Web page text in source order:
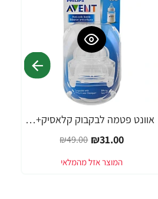
-37%
אוונט פטמה לבקבוק קלאסיק+ זרימה מס' 3 (3 חודשים+) 2 יחידות - מבית Philips Avent
₪31.00
₪49.00